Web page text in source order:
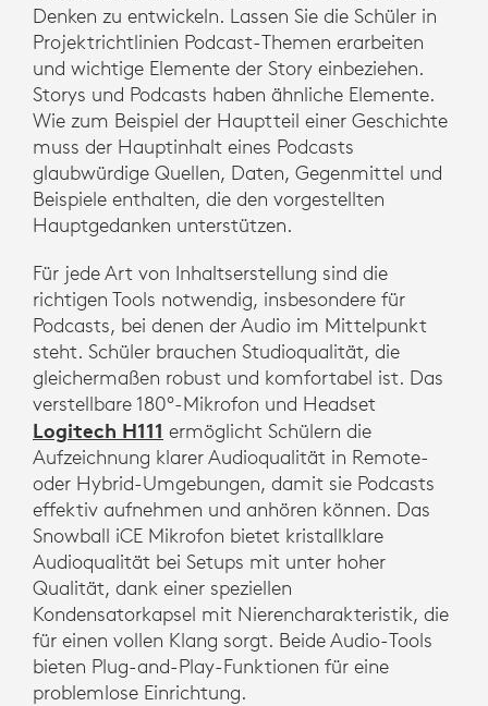
Denken zu entwickeln. Lassen Sie die Schüler in
Projektrichtlinien Podcast-Themen erarbeiten
und wichtige Elemente der Story einbeziehen.
Storys und Podcasts haben ähnliche Elemente.
Wie zum Beispiel der Hauptteil einer Geschichte
muss der Hauptinhalt eines Podcasts
glaubwürdige Quellen, Daten, Gegenmittel und
Beispiele enthalten, die den vorgestellten
Hauptgedanken unterstützen.
Für jede Art von Inhaltserstellung sind die
richtigen Tools notwendig, insbesondere für
Podcasts, bei denen der Audio im Mittelpunkt
steht. Schüler brauchen Studioqualität, die
gleichermaßen robust und komfortabel ist. Das
verstellbare 180°-Mikrofon und Headset
Logitech H111 ermöglicht Schülern die
Aufzeichnung klarer Audioqualität in Remote-
oder Hybrid-Umgebungen, damit sie Podcasts
effektiv aufnehmen und anhören können. Das
Snowball iCE Mikrofon bietet kristallklare
Audioqualität bei Setups mit unter hoher
Qualität, dank einer speziellen
Kondensatorkapsel mit Nierencharakteristik, die
für einen vollen Klang sorgt. Beide Audio-Tools
bieten Plug-and-Play-Funktionen für eine
problemlose Einrichtung.